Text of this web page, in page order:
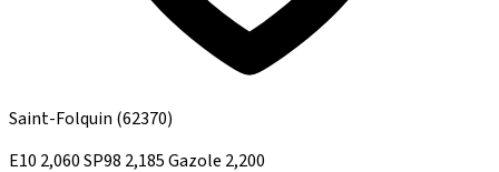
Saint-Folquin (62370)
E10 2,060SP98 2,185Gazole 2,200